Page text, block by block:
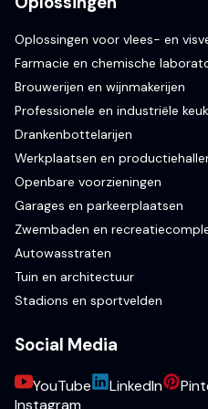
Oplossingen voor vlees- en
Farmacie en chemische
Brouwerijen en wijnmakerijen
Professionele en industriële
Drankenbottelarijen
Werkplaatsen en
Openbare voorzieningen
Garages en parkeerplaatsen
Zwembaden en
Autowasstraten
Tuin en architectuur
Stadions en sportvelden
Social Media
YouTube LinkedIn